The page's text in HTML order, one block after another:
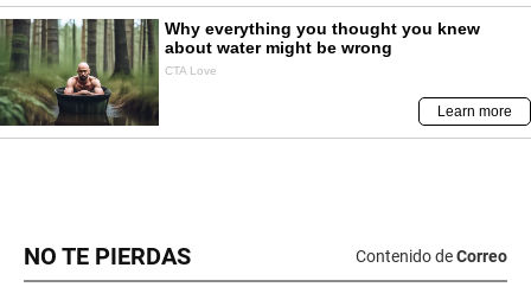
NO TE PIERDAS Contenido deCorreo